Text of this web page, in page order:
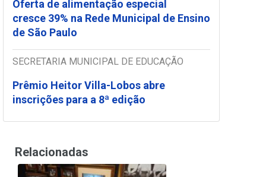
Oferta de alimentação especial
cresce 39% na Rede Municipal de Ensino
de São Paulo
SECRETARIA MUNICIPAL DE EDUCAÇÃO
Prêmio Heitor Villa-Lobos abre
inscrições para a 8ª edição
Relacionadas